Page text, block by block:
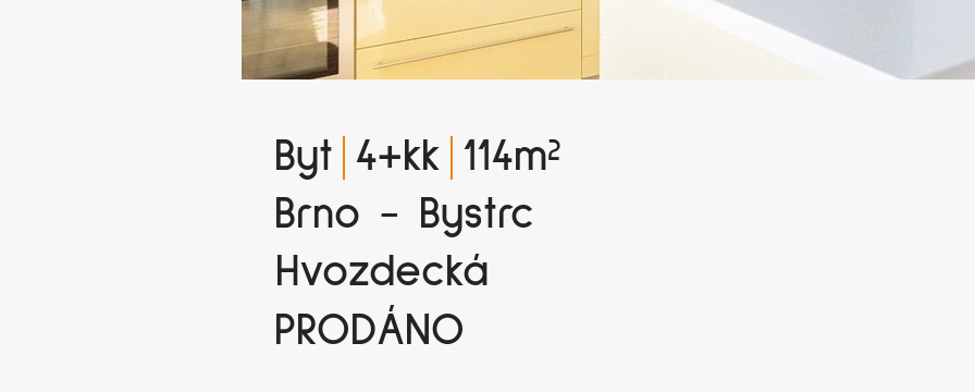
Byt 4+kk 114m²
Brno - Bystrc
Hvozdecká
PRODÁNO